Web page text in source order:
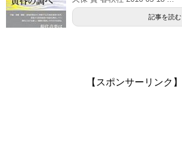
記事を読む
【スポンサーリンク】